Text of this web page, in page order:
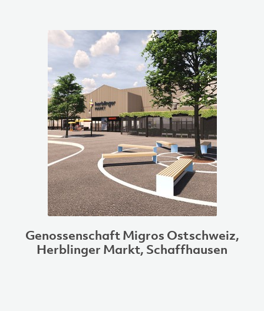
Genossenschaft Migros Ostschweiz,
Herblinger Markt, Schaffhausen